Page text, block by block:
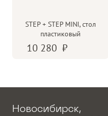
STEP + STEP MINI, стол
пластиковый
10 280
Новосибирск,